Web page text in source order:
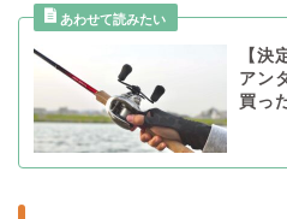
【決
アン
買っ